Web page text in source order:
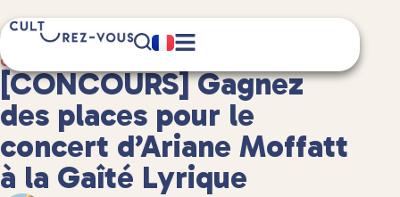
Culture
1 minute(s) de lecture
[CONCOURS] Gagnez
des places pour le
concert d’Ariane Moffatt
à la Gaîté Lyrique